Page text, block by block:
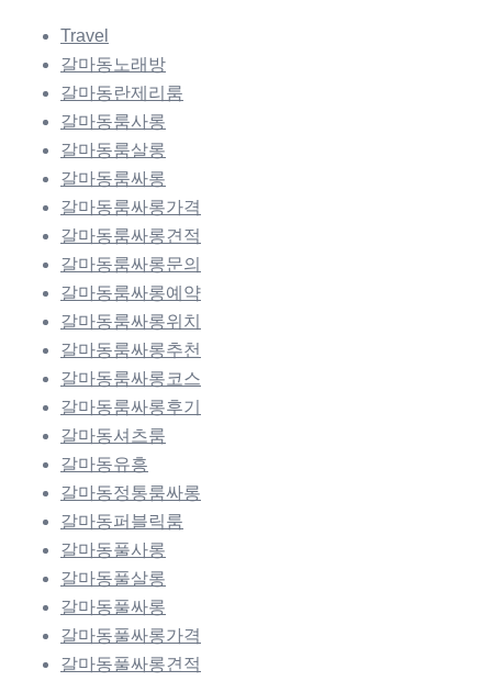
Travel
갈마동노래방
갈마동란제리룸
갈마동룸사롱
갈마동룸살롱
갈마동룸싸롱
갈마동룸싸롱가격
갈마동룸싸롱견적
갈마동룸싸롱문의
갈마동룸싸롱예약
갈마동룸싸롱위치
갈마동룸싸롱추천
갈마동룸싸롱코스
갈마동룸싸롱후기
갈마동셔츠룸
갈마동유흥
갈마동정통룸싸롱
갈마동퍼블릭룸
갈마동풀사롱
갈마동풀살롱
갈마동풀싸롱
갈마동풀싸롱가격
갈마동풀싸롱견적